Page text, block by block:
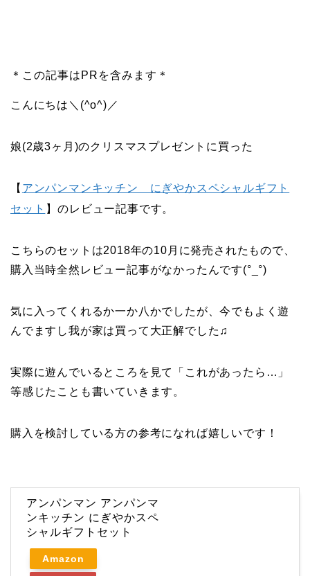
＊この記事はPRを含みます＊
こんにちは＼(^o^)／
娘(2歳3ヶ月)のクリスマスプレゼントに買った
【 アンパンマンキッチン にぎやかスペシャルギフト
セット 】のレビュー記事です。
こちらのセットは2018年の10月に発売されたもので、
購入当時全然レビュー記事がなかったんです(°_°)
気に入ってくれるか一か八かでしたが、今でもよく遊
んでますし我が家は買って大正解でした♫
実際に遊んでいるところを見て「これがあったら…」
等感じたことも書いていきます。
購入を検討している方の参考になれば嬉しいです！
アンパンマン アンパンマ
ンキッチン にぎやかスペ
シャルギフトセット
Amazon